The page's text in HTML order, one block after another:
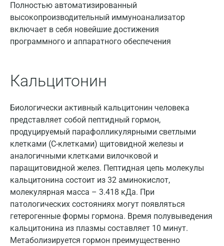
Полностью автоматизированный
высокопроизводительный иммуноанализатор
включает в себя новейшие достижения
программного и аппаратного обеспечения
Кальцитонин
Биологически активный кальцитонин человека
представляет собой пептидный гормон,
продуцируемый парафолликулярными светлыми
клетками (С-клетками) щитовидной железы и
аналогичными клетками вилочковой и
паращитовидной желез. Пептидная цепь молекулы
кальцитонина состоит из 32 аминокислот,
молекулярная масса – 3.418 кДа. При
патологических состояниях могут появляться
гетерогенные формы гормона. Время полувыведения
кальцитонина из плазмы составляет 10 минут.
Метаболизируется гормон преимущественно
Балашиха
Барнаул
Брянск
Видное
Владимир
Волгоград
Волжский
Вологда
Воронеж
Всеволожск
Геленджик